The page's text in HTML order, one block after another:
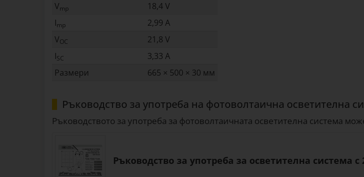
Vmp
18,4 V
Imp
2,99 A
VOC
21,8 V
ISC
3,33 A
Размери
665 × 500 × 30 мм
Ръководство за употреба на фотоволтаична осветителна
Ръководството за употреба за фотоволтаичната осветителна система
Ръководство за употреба за осветителна система